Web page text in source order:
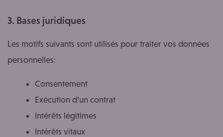
3. Bases juridiques
Les motifs suivants sont utilisés pour traiter vos données
personnelles:
Consentement
Exécution d’un contrat
Intérêts légitimes
Intérêts vitaux